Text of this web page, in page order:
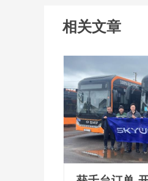
相关文章